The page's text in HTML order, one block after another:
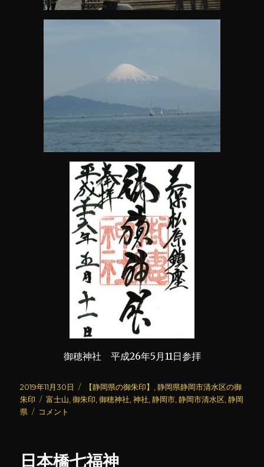
御穂神社 平成26年5月11日参拝
投
稿
日:
2019年11月30日
カ
テ
【静岡県の御朱印】 ,静岡県静岡市清水区の御
朱印
タ
グ
富士山 ,御朱印 ,御穂神社 ,神社 ,静岡市 ,静岡市清水区 ,静岡
県
御
に
コメント
日本橋七福神